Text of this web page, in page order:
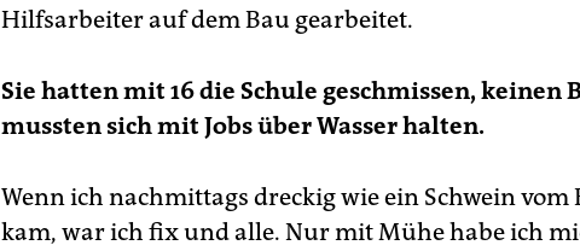
Hilfsarbeiter auf dem Bau gearbeitet.
Sie hatten mit 16 die Schule geschmissen, keinen
mussten sich mit Jobs über Wasser halten.
Wenn ich nachmittags dreckig wie ein Schwein vom
kam, war ich fix und alle. Nur mit Mühe habe ich